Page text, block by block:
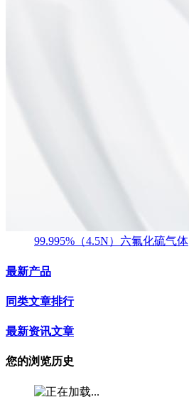
99.995%（4.5N）六氟化硫气体
最新产品
同类文章排行
最新资讯文章
您的浏览历史